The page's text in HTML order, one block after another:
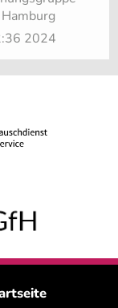
2024